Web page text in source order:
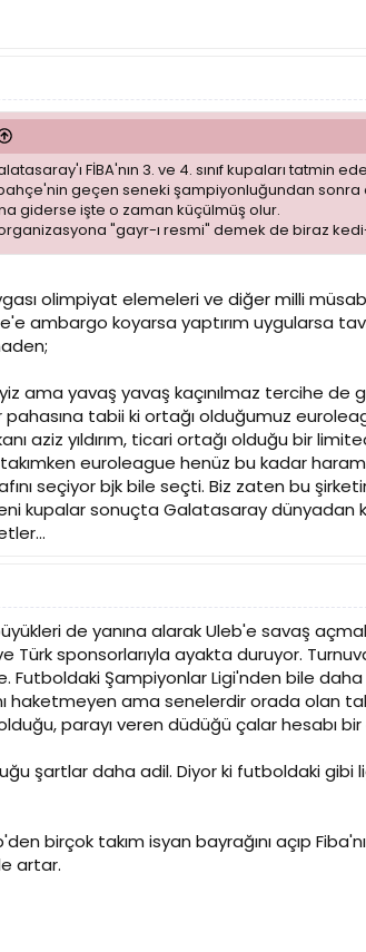
FİBA'nın 3. ve 4. sınıf kupaları
geçen seneki şampiyonluğundan
giderse işte o zaman küçülmüş olur.
"gayr-ı resmi" demek de biraz
olimpiyat elemeleri ve diğer milli
ambargo koyarsa yaptırım uygularsa
ama yavaş yavaş kaçınılmaz tercihe
tabii ki ortağı olduğumuz
aziz yıldırım, ticari ortağı olduğu bir
euroleague henüz bu kadar
seçiyor bjk bile seçti. Biz zaten bu
kupalar sonuçta Galatasaray dünyadan
de yanına alarak Uleb'e savaş
Türk sponsorlarıyla ayakta duruyor.
Futboldaki Şampiyonlar Ligi'nden bile
haketmeyen ama senelerdir orada olan
parayı veren düdüğü çalar hesabı
şartlar daha adil. Diyor ki futboldaki
birçok takım isyan bayrağını açıp
artar.